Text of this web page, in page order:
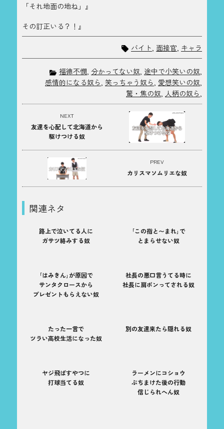
「それ地面の地ね」』
その訂正いる？！』
バイト 面接官 キャラ
福徳不憫, 分かってない奴, 途中で小笑いの奴,
感情的になる奴ら, 笑っちゃう奴ら, 愛想笑いの奴,
驚・焦の奴, 人柄の奴ら,
PREV
カリスマソムリエな奴
NEXT
友達を心配して北海道から
駆けつける奴
関連ネタ
路上で泣いてる人に
ガサツ絡みする奴
｢この指と〜まれ｣で
とまらせない奴
｢はみきん｣が原因で
サンタクロースから
プレゼントもらえない奴
社長の悪口言うてる時に
社長に肩ポンってされる奴
たった一言で
ツラい高校生活になった奴
別の友達来たら隠れる奴
ヤジ飛ばすやつに
打球当てる奴
ラーメンにコショウ
ぶちまけた後の行動
信じられへん奴